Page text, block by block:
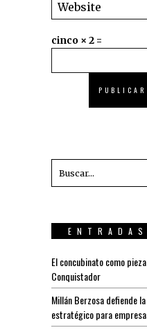
cinco × 2 =
El concubinato como
Conquistador
Millán Berzosa defiende
estratégico para